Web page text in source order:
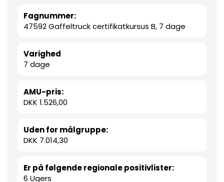
Fagnummer:
47592 Gaffeltruck certifikatkursus B, 7 dage
Varighed
7 dage
AMU-pris:
DKK 1.526,00
Uden for målgruppe:
DKK 7.014,30
Er på følgende regionale positivlister:
6 Ugers